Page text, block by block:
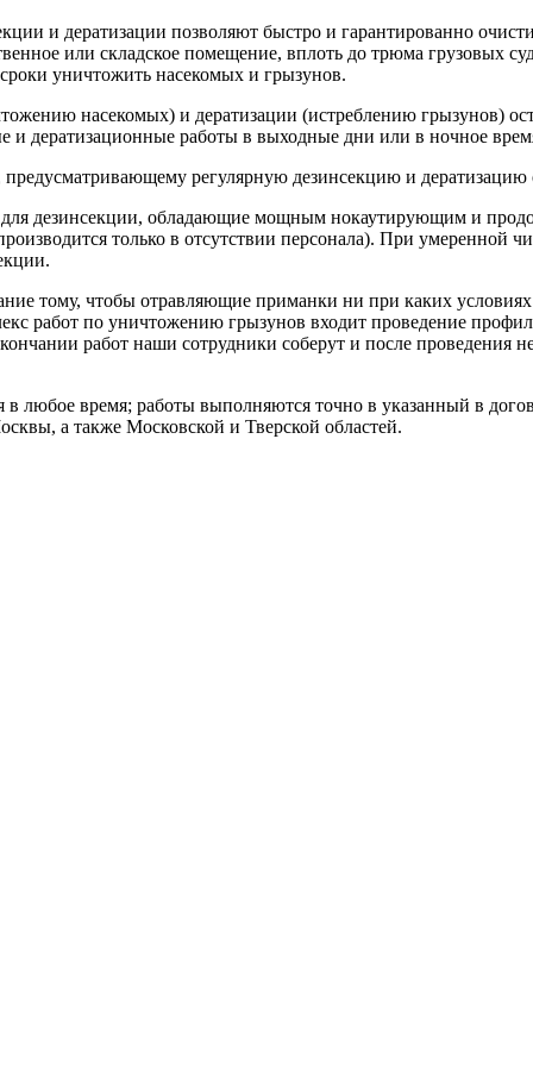
и дератизации позволяют быстро и гарантированно
или складское помещение, вплоть до трюма грузовых
уничтожить насекомых и грызунов.
насекомых) и дератизации (истреблению грызунов)
и дератизационные работы в выходные дни или в ночное
регулярную дезинсекцию и
дезинсекции, обладающие мощным нокаутирующим и
только в отсутствии персонала). При умеренной
тому, чтобы отравляющие приманки ни при каких
работ по уничтожению грызунов входит проведение
работ наши сотрудники соберут и после проведения
в любое время; работы выполняются точно в указанный в
а также Московской и Тверской областей.